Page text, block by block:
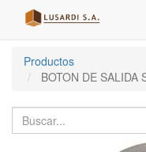
Productos
BOTON DE SALIDA